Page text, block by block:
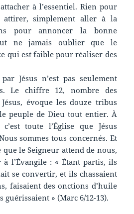
à l’essentiel. Rien pour
simplement aller à la
pour annoncer la bonne
ne jamais oublier que le
qui est faible pour réaliser des
Jésus n’est pas seulement
Le chiffre 12, nombre des
évoque les douze tribus
le peuple de Dieu tout entier. À
toute l’Église que Jésus
sommes tous concernés. Et
le Seigneur attend de nous,
l’Évangile : « Étant partis, ils
se convertir, et ils chassaient
faisaient des onctions d’huile
guérissaient » (Marc 6/12-13).